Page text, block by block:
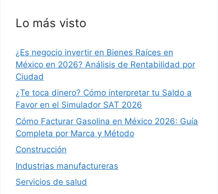
Lo más visto
¿Es negocio invertir en Bienes Raíces en
México en 2026? Análisis de Rentabilidad por
Ciudad
¿Te toca dinero? Cómo interpretar tu Saldo a
Favor en el Simulador SAT 2026
Cómo Facturar Gasolina en México 2026: Guía
Completa por Marca y Método
Construcción
Industrias manufactureras
Servicios de salud